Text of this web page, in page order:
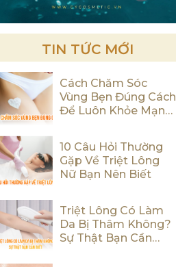
TIN TỨC MỚI
Cách Chăm Sóc
Vùng Bẹn Đúng Cách
Để Luôn Khỏe Mạnh
10 Câu Hỏi Thường
Gặp Về Triệt Lông
Nữ Bạn Nên Biết
Triệt Lông Có Làm
Da Bị Thâm Không?
Sự Thật Bạn Cần